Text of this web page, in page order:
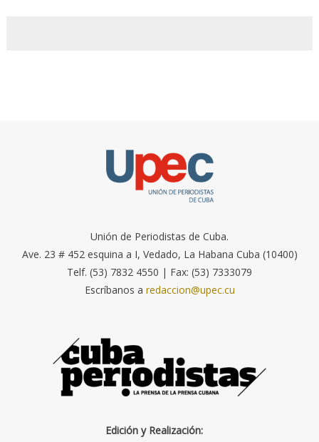
Unión de Periodistas de Cuba.
Ave. 23 # 452 esquina a I, Vedado, La Habana Cuba (10400)
Telf. (53) 7832 4550 | Fax: (53) 7333079
Escríbanos a redaccion@upec.cu
Edición y Realización: